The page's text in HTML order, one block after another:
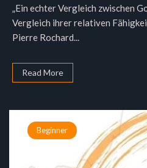
„Ein echter Vergleich zwischen
Vergleich ihrer relativen
Pierre Rochard...
Read More
Beginner